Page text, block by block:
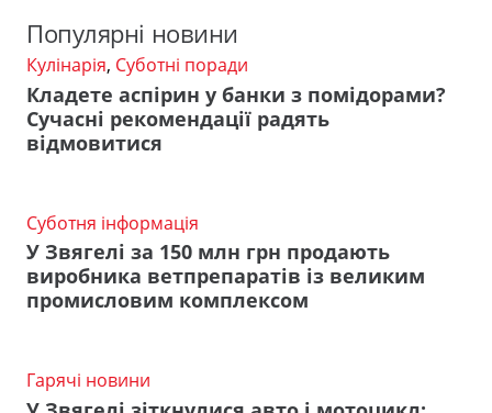
Популярні новини
Кулінарія, Суботні поради
Кладете аспірин у банки з помідорами?
Сучасні рекомендації радять
відмовитися
Суботня інформація
У Звягелі за 150 млн грн продають
виробника ветпрепаратів із великим
промисловим комплексом
Гарячі новини